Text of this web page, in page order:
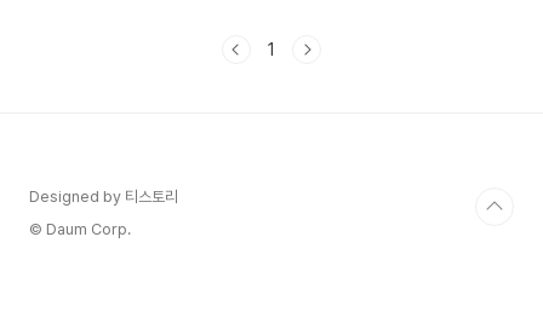
차의 복잡성을 줄이고 경제적 부담을 경감하는 것을 목표로 하고 있습니다.✅
1
Designed by 티스토리
© Daum Corp.